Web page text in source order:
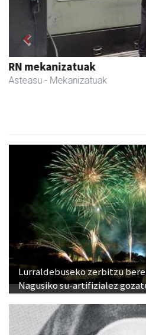
Txortu mekanizaketa eta
Asteasu - Mekanizatuak
Previous
Lurraldebuseko zerbitzu
Nagusiko su-artifizialez